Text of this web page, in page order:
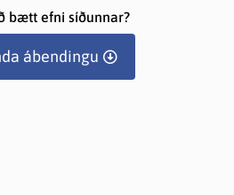
bætt efni síðunnar?
ábendingu